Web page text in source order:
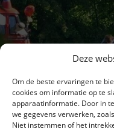
Deze
Om de beste ervaringen te
cookies om informatie op te
apparaatinformatie. Door in
we gegevens verwerken,
Niet instemmen of het